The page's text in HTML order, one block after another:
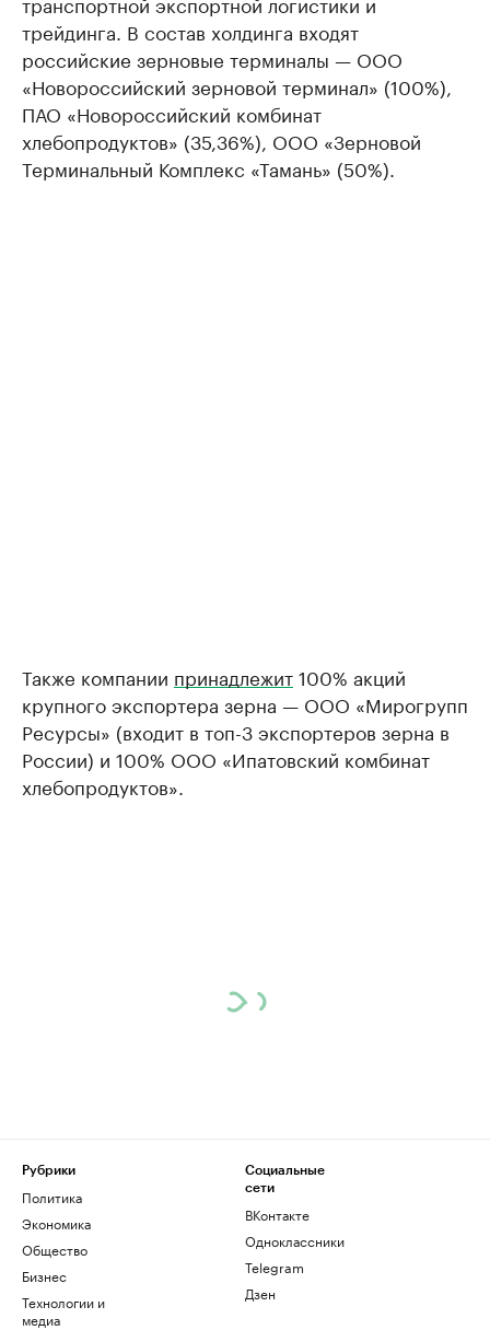
трейдинга. В состав холдинга входят
российские зерновые терминалы — ООО
«Новороссийский зерновой терминал» (100%),
ПАО «Новороссийский комбинат
хлебопродуктов» (35,36%), ООО «Зерновой
Терминальный Комплекс «Тамань» (50%).
Также компании принадлежит100% акций
крупного экспортера зерна — ООО «Мирогрупп
Ресурсы» (входит в топ-3 экспортеров зерна в
России) и 100% ООО «Ипатовский комбинат
хлебопродуктов».
Рубрики
Политика
Экономика
Общество
Бизнес
Технологии и
медиа
Социальные
сети
ВКонтакте
Одноклассники
Telegram
Дзен